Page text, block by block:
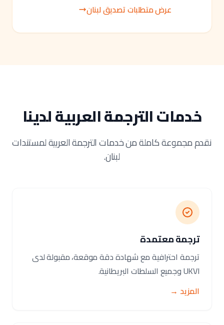
عرض متطلبات تصديق لبنان
خدمات الترجمة العربية لدينا
نقدم مجموعة كاملة من خدمات الترجمة العربية لمستندات
لبنان.
ترجمة معتمدة
ترجمة احترافية مع شهادة دقة موقعة، مقبولة لدى
UKVI وجميع السلطات البريطانية.
المزيد →